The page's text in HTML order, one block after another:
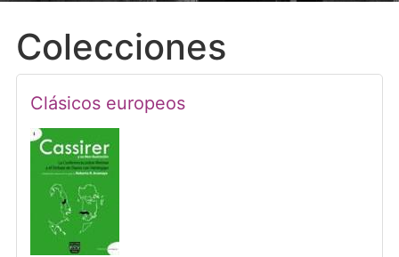
Colecciones
Clásicos europeos